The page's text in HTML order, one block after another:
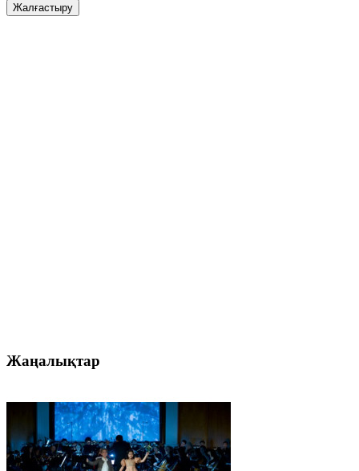
Жалғастыру
Жаңалықтар